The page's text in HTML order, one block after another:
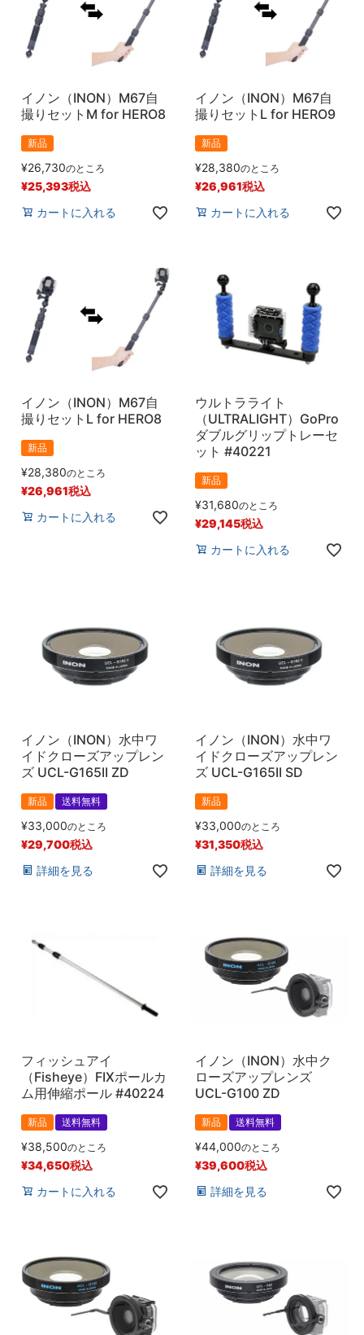
イノン（INON）M67自
撮りセットM for HERO8
新品
¥26,730のところ
¥25,393税込
カートに入れる
イノン（INON）M67自
撮りセットL for HERO9
新品
¥28,380のところ
¥26,961税込
カートに入れる
イノン（INON）M67自
撮りセットL for HERO8
新品
¥28,380のところ
¥26,961税込
カートに入れる
ウルトラライト
（ULTRALIGHT）GoPro
ダブルグリップトレーセ
ット #40221
新品
¥31,680のところ
¥29,145税込
カートに入れる
イノン（INON）水中ワ
イドクローズアップレン
ズ UCL-G165II ZD
新品 送料無料
¥33,000のところ
¥29,700税込
詳細を見る
イノン（INON）水中ワ
イドクローズアップレン
ズ UCL-G165II SD
新品
¥33,000のところ
¥31,350税込
詳細を見る
フィッシュアイ
（Fisheye）FIXポールカ
ム用伸縮ポール #40224
新品 送料無料
¥38,500のところ
¥34,650税込
カートに入れる
イノン（INON）水中ク
ローズアップレンズ
UCL-G100 ZD
新品 送料無料
¥44,000のところ
¥39,600税込
詳細を見る